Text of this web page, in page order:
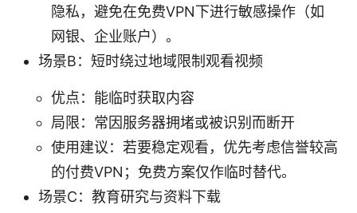
隐私，避免在免费VPN下进行敏感操作（如
网银、企业账户）。
场景B：短时绕过地域限制观看视频
优点：能临时获取内容
局限：常因服务器拥堵或被识别而断开
使用建议：若要稳定观看，优先考虑信誉较高
的付费VPN；免费方案仅作临时替代。
场景C：教育研究与资料下载